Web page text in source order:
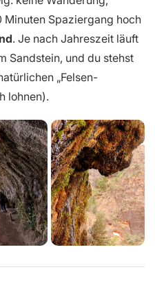
Minuten Spaziergang hoch
. Je nach Jahreszeit läuft
Sandstein, und du stehst
„Felsen-
lohnen).